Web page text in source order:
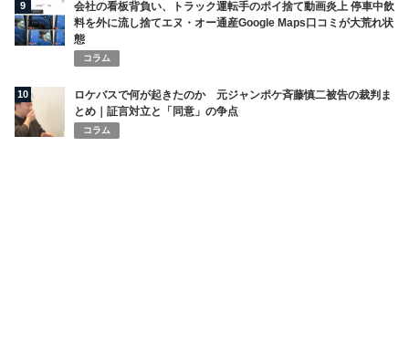
9
会社の看板背負い、トラック運転手のポイ捨て動画炎上 停車中飲
料を外に流し捨てエヌ・オー通産Google Maps口コミが大荒れ状
態
コラム
10
ロケバスで何が起きたのか 元ジャンポケ斉藤慎二被告の裁判ま
とめ｜証言対立と「同意」の争点
コラム